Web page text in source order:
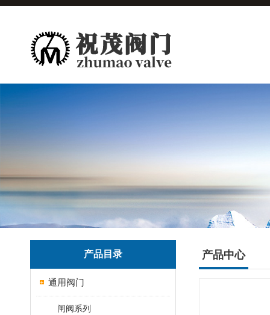
产品目录
通用阀门
闸阀系列
产品中心